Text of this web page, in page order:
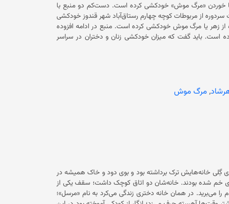
منابع محلی از ولایت قندوز می‌گویند که یک دختر ۱۴ ساله در این ولایت با خوردن «مرگ موش» خودکشی کرده است. دست‌کم دو منبع با
این دختر نوجوان (یک‌شنبه، ۲۷ ثور) در مربوطات سردوره از مربوطات کوچه چهارم رستاق‌آباد شهر قندوز خودکشی
کرده است. منبع در ادامه تاکید کرده است که این دختر نوجوان با استفاده از زهر یا مرگ موش خودکشی کرده است. منبع در ادامه افزوده
است که خشونت‌های خانواد‌گی و فشارهای روحی از عوامل این رویداد بوده است. باید گفت که میزان خودکشی زنان و دختران در سراسر
گسترده علیه زنان، آنان را در معرض خطر خودکشی و , مرگ موش
گِلی خانه‌هایش ترک برداشته بود و بوی دود و خاک همیشه در
خم شده بودند. خانه‌شان دو اتاق کوچک داشت؛ سقف یکی از
می‌برید. در همان خانه دختری زندگی می‌کرد به نام «مرسل»؛